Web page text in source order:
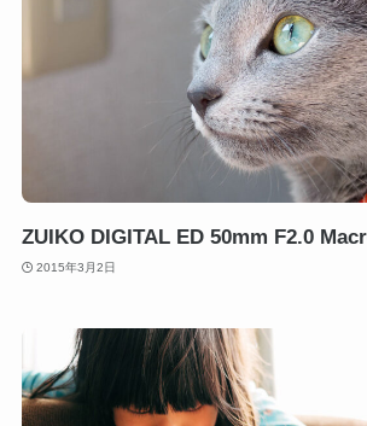
ZUIKO DIGITAL ED 50mm F2.0
2015年3月2日